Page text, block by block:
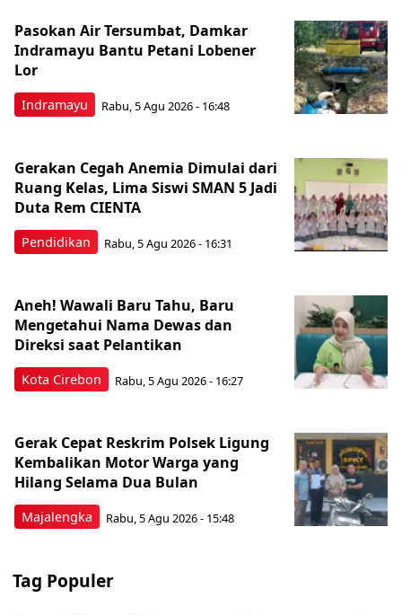
Indramayu
Pasokan Air Tersumbat, Damkar
Indramayu Bantu Petani Lobener
Lor
Rabu, 5 Agu 2026 - 16:48
Pendidikan
Gerakan Cegah Anemia Dimulai dari
Ruang Kelas, Lima Siswi SMAN 5 Jadi
Duta Rem CIENTA
Rabu, 5 Agu 2026 - 16:31
Kota Cirebon
Aneh! Wawali Baru Tahu, Baru
Mengetahui Nama Dewas dan
Direksi saat Pelantikan
Rabu, 5 Agu 2026 - 16:27
Majalengka
Gerak Cepat Reskrim Polsek Ligung
Kembalikan Motor Warga yang
Hilang Selama Dua Bulan
Rabu, 5 Agu 2026 - 15:48
Tag Populer